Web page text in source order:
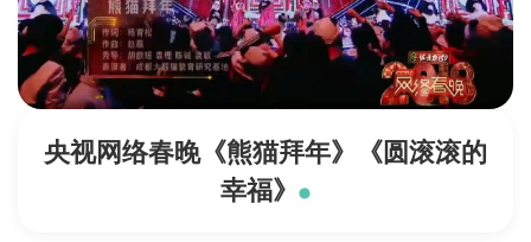
央视网络春晚《熊猫拜年》《圆滚滚的
幸福》